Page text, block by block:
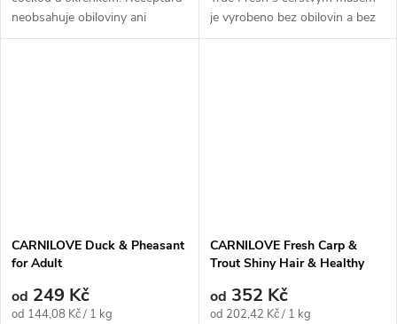
neobsahuje obiloviny ani
brambory. Je obohacena...
je vyrobeno bez obilovin a bez
brambor. Jedná se o...
CARNILOVE Duck & Pheasant
for Adult
od 249 Kč
Měrná
od 144,08 Kč / 1 kg
CARNILOVE Fresh Carp &
Trout Shiny Hair & Healthy
od 352 Kč
Měrná
od 202,42 Kč / 1 kg